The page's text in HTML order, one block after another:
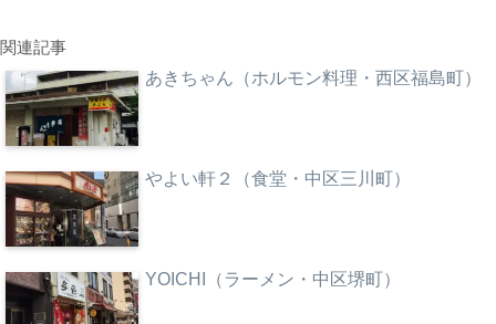
関連記事
あきちゃん（ホルモン料理・西区福島町）
やよい軒２（食堂・中区三川町）
YOICHI（ラーメン・中区堺町）